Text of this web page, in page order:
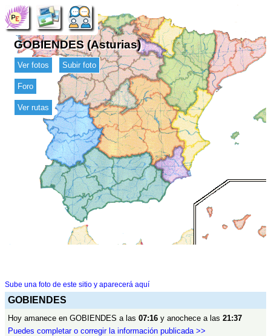
GOBIENDES (Asturias)
Ver fotos Subir foto
Foro
Ver rutas
Sube una foto de este sitio y aparecerá aquí
GOBIENDES
Hoy amanece en GOBIENDES a las 07:16 y anochece a las 21:37
Puedes completar o corregir la información publicada >>